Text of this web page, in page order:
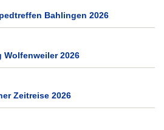
Bahlingen 2026
Wolfenweiler 2026
Zeitreise 2026